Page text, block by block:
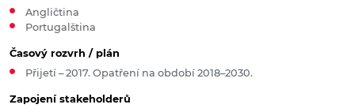
Angličtina
Portugalština
Časový rozvrh / plán
Přijetí – 2017. Opatření na období 2018–2030.
Zapojení stakeholderů